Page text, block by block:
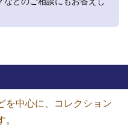
を中心に、コレクション